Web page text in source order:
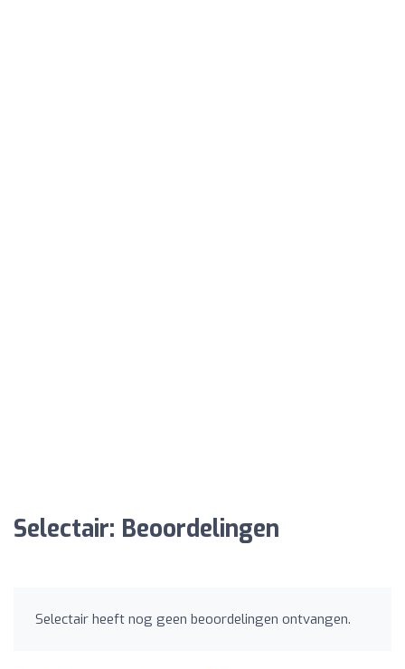
Selectair: Beoordelingen
Selectair heeft nog geen beoordelingen ontvangen.